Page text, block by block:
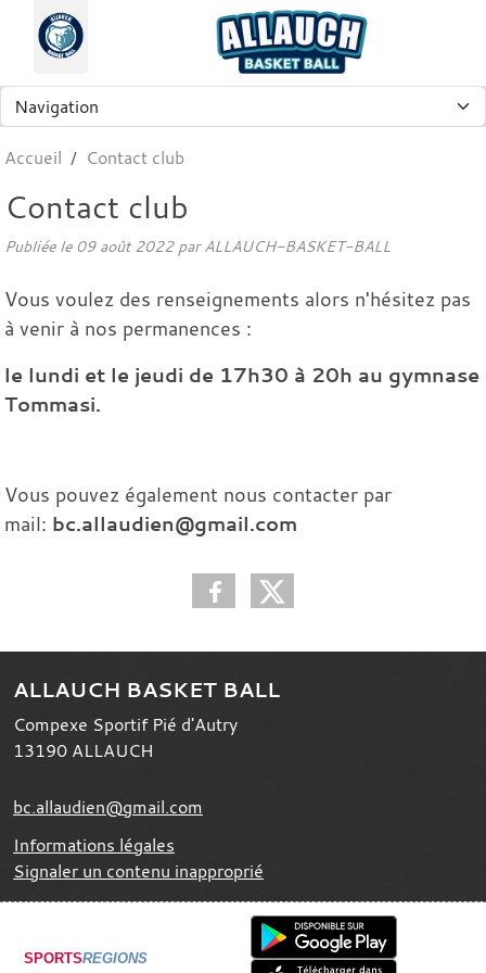
Accueil Contact club
Contact club
Publiée le 09 août 2022par ALLAUCH-BASKET-BALL
Vous voulez des renseignements alors n'hésitez pas
à venir à nos permanences :
le lundi et le jeudi de 17h30 à 20h au gymnase
Tommasi.
Vous pouvez également nous contacter par
mail: bc.allaudien@gmail.com
ALLAUCH BASKET BALL
Compexe Sportif Pié d'Autry
13190 ALLAUCH
bc.allaudien@gmail.com
Informations légales
Signaler un contenu inapproprié
SPORTSREGIONS
Panneau de gestion des cookies